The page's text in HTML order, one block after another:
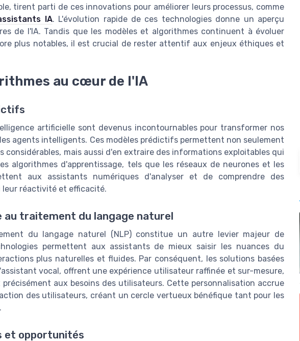
tirent parti de ces innovations pour améliorer leurs processus, comme
IA. L'évolution rapide de ces technologies donne un aperçu
de l'IA. Tandis que les modèles et algorithmes continuent à évoluer
plus notables, il est crucial de rester attentif aux enjeux éthiques et
au cœur de l'IA
artificielle sont devenus incontournables pour transformer nos
agents intelligents. Ces modèles prédictifs permettent non seulement
considérables, mais aussi d'en extraire des informations exploitables qui
algorithmes d'apprentissage, tels que les réseaux de neurones et les
aux assistants numériques d'analyser et de comprendre des
leur réactivité et efficacité.
au traitement du langage naturel
du langage naturel (NLP) constitue un autre levier majeur de
permettent aux assistants de mieux saisir les nuances du
plus naturelles et fluides. Par conséquent, les solutions basées
vocal, offrent une expérience utilisateur raffinée et sur-mesure,
aux besoins des utilisateurs. Cette personnalisation accrue
des utilisateurs, créant un cercle vertueux bénéfique tant pour les
et opportunités